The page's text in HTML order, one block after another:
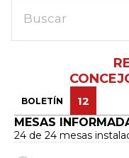
Buscar
BOLETÍN 12
MESAS
24 de 24 mesas